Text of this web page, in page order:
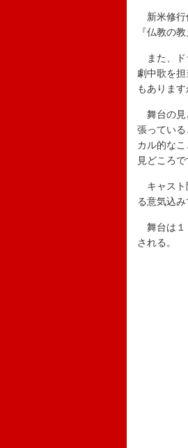
新米修行
『仏教の
また、ド
劇中歌を
もあります
舞台の見
張ってい
カル的な
見どころで
キャスト
る意気込
舞台は１
される。